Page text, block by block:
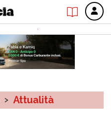
> Attualità